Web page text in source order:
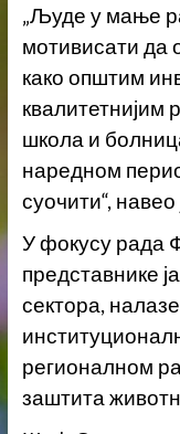
„Људе у мање
мотивисати да
како општим
квалитетнијим
школа и
наредном
суочити“,
У фокусу рада
представнике
сектора,
регионалном
заштита